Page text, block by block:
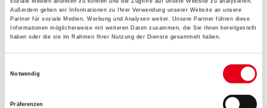
Außerdem geben wir Informationen zu Ihrer Verwendung unserer Website an unsere
Partner für soziale Medien, Werbung und Analysen weiter. Unsere Partner führen diese
Informationen möglicherweise mit weiteren Daten zusammen, die Sie ihnen bereitgestellt
haben oder die sie im Rahmen Ihrer Nutzung der Dienste gesammelt haben.
Notwendig
Präferenzen
Gebinde
Umrechnungsfaktoren